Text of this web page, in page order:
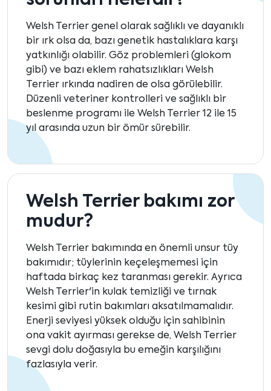
Welsh Terrier genel olarak sağlıklı ve dayanıklı
bir ırk olsa da, bazı genetik hastalıklara karşı
yatkınlığı olabilir. Göz problemleri (glokom
gibi) ve bazı eklem rahatsızlıkları Welsh
Terrier ırkında nadiren de olsa görülebilir.
Düzenli veteriner kontrolleri ve sağlıklı bir
beslenme programı ile Welsh Terrier 12 ile 15
yıl arasında uzun bir ömür sürebilir.
Welsh Terrier bakımı zor
mudur?
Welsh Terrier bakımında en önemli unsur tüy
bakımıdır; tüylerinin keçeleşmemesi için
haftada birkaç kez taranması gerekir. Ayrıca
Welsh Terrier'in kulak temizliği ve tırnak
kesimi gibi rutin bakımları aksatılmamalıdır.
Enerji seviyesi yüksek olduğu için sahibinin
ona vakit ayırması gerekse de, Welsh Terrier
sevgi dolu doğasıyla bu emeğin karşılığını
fazlasıyla verir.